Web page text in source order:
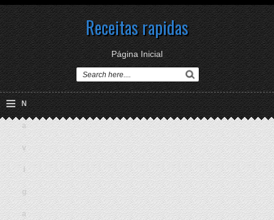
Receitas rapidas
Página Inicial
≡ N
a
v
i
g
a